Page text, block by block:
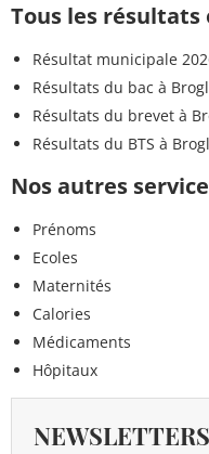
Tous les résultats
Résultat municipale
Résultats du bac à
Résultats du brevet à
Résultats du BTS à
Nos autres
Prénoms
Ecoles
Maternités
Calories
Médicaments
Hôpitaux
NEWSLETTERS